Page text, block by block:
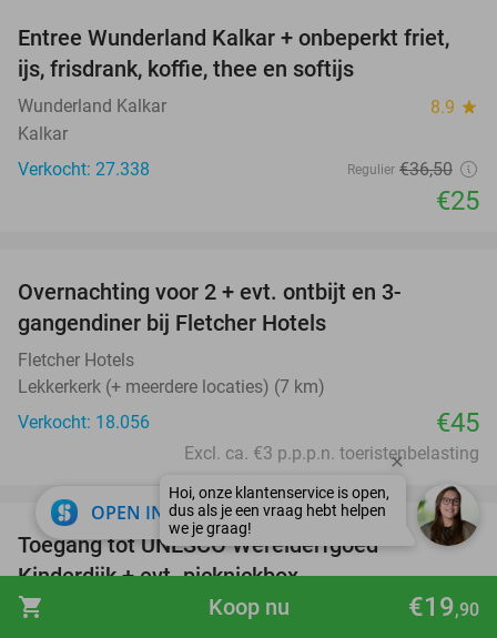
shopping_cart €19,90
Koop nu
32%
Entree Wunderland Kalkar + onbeperkt friet,
ijs, frisdrank, koffie, thee en softijs
Wunderland Kalkar 8.9 star
Kalkar
Verkocht: 27.338
Regulier €36,50
€25
Overnachting voor 2 + evt. ontbijt en 3-
gangendiner bij Fletcher Hotels
Fletcher Hotels
Lekkerkerk (+ meerdere locaties) (7 km)
Verkocht: 18.056
€45
Excl. ca. €3 p.p.p.n. toeristenbelasting
28%
favorite_border
Toegang tot UNESCO Werelderfgoed
Kinderdijk + evt. picknickbox
Werelderfgoed Kinderdijk 9.5star
OPEN IN APP close